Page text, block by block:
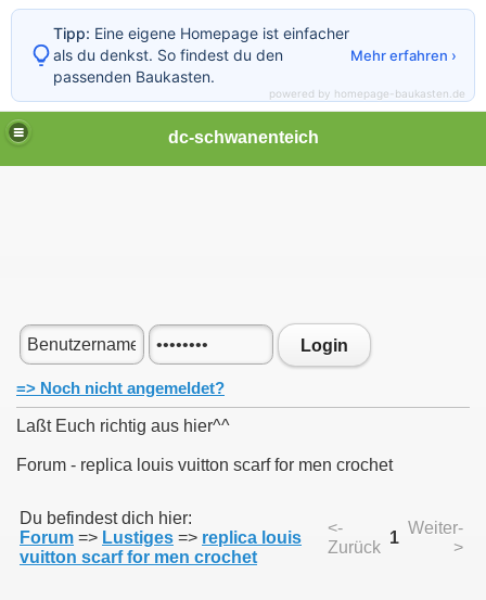
dc-schwanenteich
Login
=> Noch nicht angemeldet?
Laßt Euch richtig aus hier^^
Forum - replica louis vuitton scarf for men crochet
Du befindest dich hier:
Forum => Lustiges => replica louis
vuitton scarf for men crochet
<-
Zurück
1
Weiter-
>
Tipp: Eine eigene Homepage ist einfacher
als du denkst. So findest du den
passenden Baukasten.
Mehr erfahren ›
powered by homepage-baukasten.de